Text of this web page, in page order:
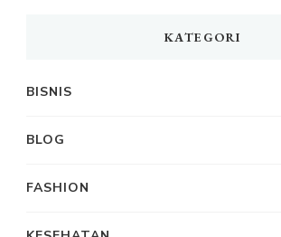
KATEGORI
BISNIS
BLOG
FASHION